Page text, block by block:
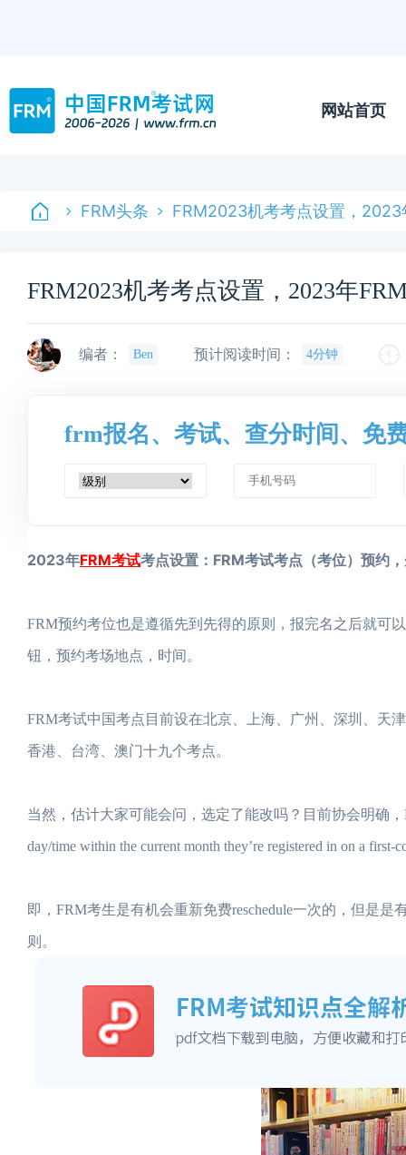
网站首页
FRM头条 FRM2023机考考点设置，2023
FRM2023机考考点设置，2023年
编者： Ben 预计阅读时间： 4分钟
frm报名、考试、查分时间、免
2023年FRM考试考点设置：FRM考试考点（考位）预约
FRM预约考位也是遵循先到先得的原则，报完名之后就可
钮，预约考场地点，时间。
FRM考试中国考点目前设在北京、上海、广州、深圳、天
香港、台湾、澳门十九个考点。
当然，估计大家可能会问，选定了能改吗？目前协会明确，
day/time within the current month they’re registered in on a first-
即，FRM考生是有机会重新免费reschedule一次的，但是
则。